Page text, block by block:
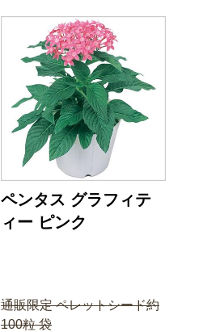
ペンタス グラフィテ
ィー ピンク
通販限定 ペレットシード約
100粒 袋